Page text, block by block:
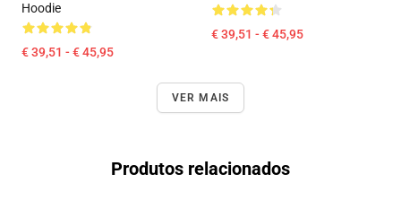
Hoodie
€ 39,51 - € 45,95
€ 39,51 - € 45,95
VER MAIS
Produtos relacionados